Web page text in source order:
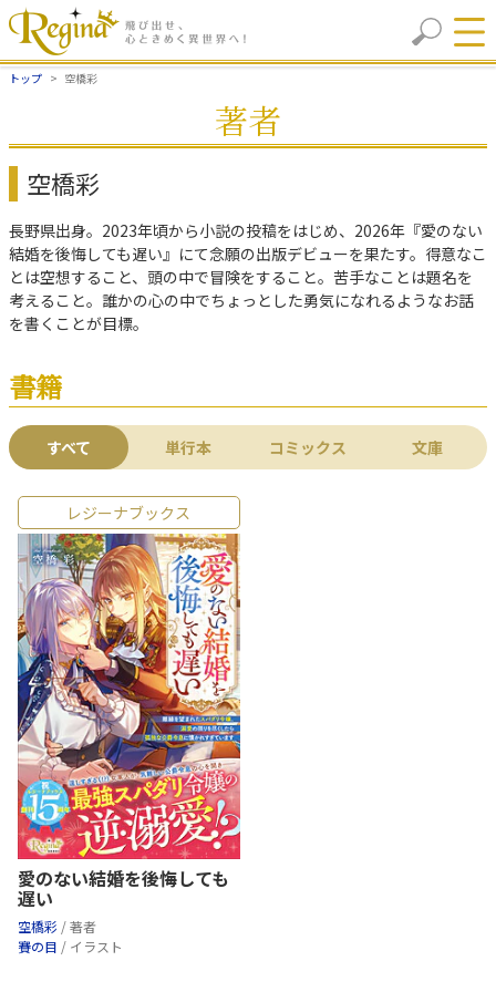
トップ 空橋彩
著者
空橋彩
長野県出身。2023年頃から小説の投稿をはじめ、2026年『愛のない
結婚を後悔しても遅い』にて念願の出版デビューを果たす。得意なこ
とは空想すること、頭の中で冒険をすること。苦手なことは題名を
考えること。誰かの心の中でちょっとした勇気になれるようなお話
を書くことが目標。
書籍
すべて 単行本 コミックス 文庫
レジーナブックス
愛のない結婚を後悔しても
遅い
空橋彩 / 著者
賽の目 / イラスト